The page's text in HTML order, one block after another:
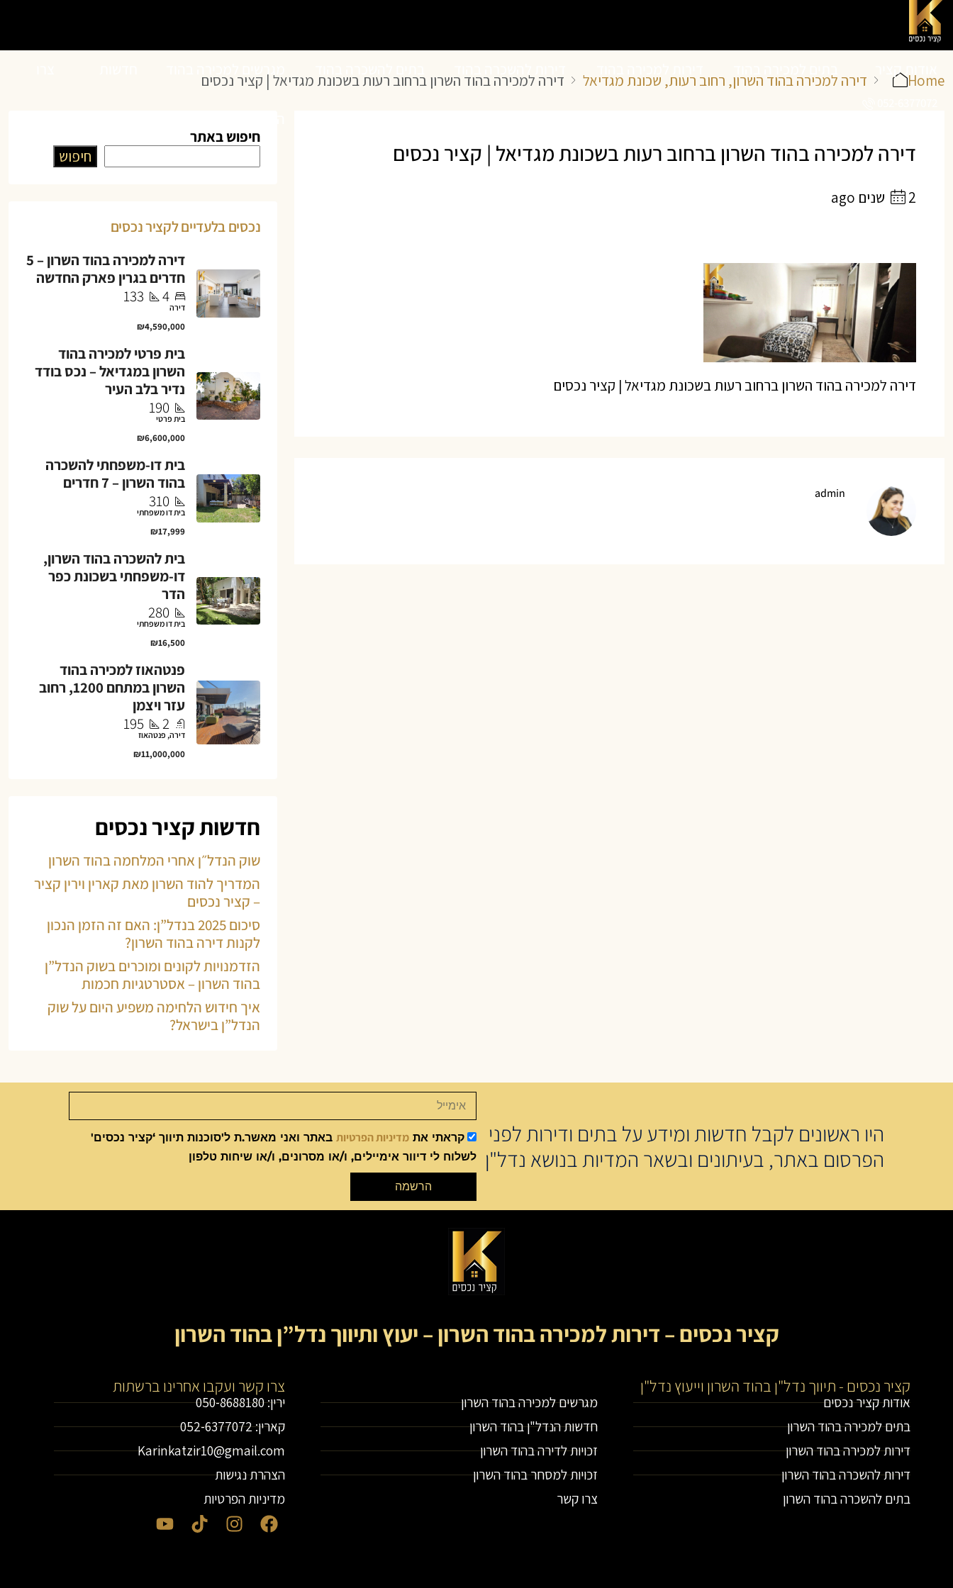
אודות קציר
Home דירה למכירה בהוד השרון, רחוב רעות, שכונת מגדיאל דירה למכירה בהוד השרון ברחוב רעות בשכונת מגדיאל | קציר נכסים
דירה למכירה בהוד השרון ברחוב רעות בשכונת מגדיאל | קציר נכסים
2 שנים ago
דירה למכירה בהוד השרון ברחוב רעות בשכונת מגדיאל | קציר נכסים
admin
חיפוש באתר
חיפוש
נכסים בלעדיים לקציר נכסים
דירה למכירה בהוד השרון – 5
חדרים בגרין פארק החדשה
4
133
דירה
₪4,590,000
בית פרטי למכירה בהוד
השרון במגדיאל – נכס בודד
נדיר בלב העיר
190
בית פרטי
₪6,600,000
בית דו-משפחתי להשכרה
בהוד השרון – 7 חדרים
310
בית דו משפחתי
₪17,999
בית להשכרה בהוד השרון,
דו-משפחתי בשכונת כפר
הדר
280
בית דו משפחתי
₪16,500
פנטהאוז למכירה בהוד
השרון במתחם 1200, רחוב
עזר ויצמן
2
195
דירה, פנטהאוז
₪11,000,000
חדשות קציר נכסים
שוק הנדל״ן אחרי המלחמה בהוד השרון
המדריך להוד השרון מאת קארין וירין קציר
– קציר נכסים
סיכום 2025 בנדל”ן: האם זה הזמן הנכון
לקנות דירה בהוד השרון?
הזדמנויות לקונים ומוכרים בשוק הנדל”ן
בהוד השרון – אסטרטגיות חכמות
איך חידוש הלחימה משפיע היום על שוק
הנדל”ן בישראל?
היו ראשונים לקבל חדשות ומידע על בתים ודירות לפני
הפרסום באתר, בעיתונים ובשאר המדיות בנושא נדל"ן
קראתי את מדיניות הפרטיות באתר ואני מאשר.ת ל'סוכנות תיווך ‘קציר נכסים'
לשלוח לי דיוור אימיילים, ו/או מסרונים, ו/או שיחות טלפון
הרשמה
קציר נכסים – דירות למכירה בהוד השרון – יעוץ ותיווך נדל”ן בהוד השרון
קציר נכסים - תיווך נדל"ן בהוד השרון וייעוץ נדל"ן
אודות קציר נכסים
בתים למכירה בהוד השרון
דירות למכירה בהוד השרון
דירות להשכרה בהוד השרון
בתים להשכרה בהוד השרון
מגרשים למכירה בהוד השרון
חדשות הנדל"ן בהוד השרון
זכויות לדירה בהוד השרון
זכויות למסחר בהוד השרון
צרו קשר
צרו קשר ועקבו אחרינו ברשתות
ירין: 050-8688180
קארין: 052-6377072
Karinkatzir10@gmail.com
הצהרת נגישות
מדיניות הפרטיות